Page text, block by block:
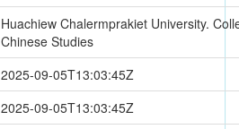
Huachiew Chalermprakiet University.
Chinese Studies
2025-09-05T13:03:45Z
2025-09-05T13:03:45Z